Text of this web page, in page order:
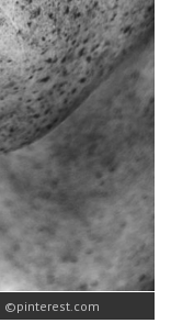
pinterest.com